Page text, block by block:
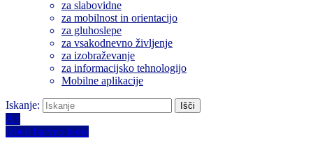
za slabovidne
za mobilnost in orientacijo
za gluhoslepe
za vsakodnevno življenje
za izobraževanje
za informacijsko tehnologijo
Mobilne aplikacije
Iskanje:
A+
Izberi barvno temo